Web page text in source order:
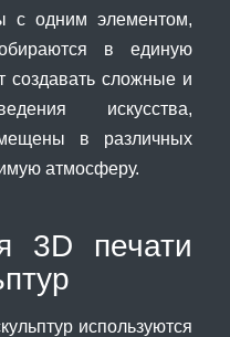
с одним элементом,
в единую
создавать сложные и
искусства,
в различных
атмосферу.
3D печати
используются